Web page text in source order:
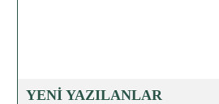
YENİ YAZILANLAR